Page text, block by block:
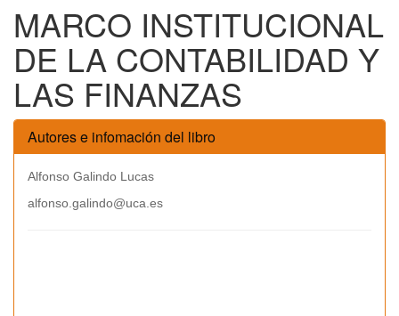
MARCO INSTITUCIONAL
DE LA CONTABILIDAD Y
LAS FINANZAS
Autores e infomación del libro
Alfonso Galindo Lucas
alfonso.galindo@uca.es